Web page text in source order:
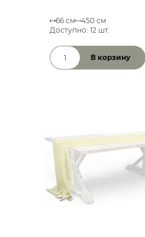
66 см
450 см
Доступно: 12 шт.
Количество товара
В корзину